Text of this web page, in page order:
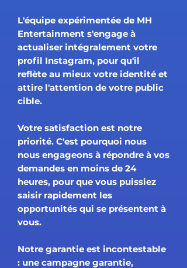
L'équipe expérimentée de MH
Entertainment s'engage à
actualiser intégralement votre
profil Instagram, pour qu'il
reflète au mieux votre identité et
attire l'attention de votre public
cible.
Votre satisfaction est notre
priorité. C'est pourquoi nous
nous engageons à répondre à vos
demandes en moins de 24
heures, pour que vous puissiez
saisir rapidement les
opportunités qui se présentent à
vous.
Notre garantie est incontestable
: une campagne garantie,